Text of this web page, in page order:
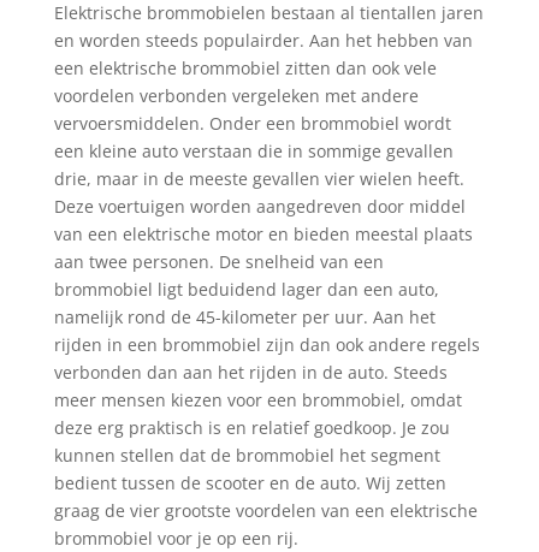
Elektrische brommobielen bestaan al tientallen jaren
en worden steeds populairder. Aan het hebben van
een elektrische brommobiel zitten dan ook vele
voordelen verbonden vergeleken met andere
vervoersmiddelen. Onder een brommobiel wordt
een kleine auto verstaan die in sommige gevallen
drie, maar in de meeste gevallen vier wielen heeft.
Deze voertuigen worden aangedreven door middel
van een elektrische motor en bieden meestal plaats
aan twee personen. De snelheid van een
brommobiel ligt beduidend lager dan een auto,
namelijk rond de 45-kilometer per uur. Aan het
rijden in een brommobiel zijn dan ook andere regels
verbonden dan aan het rijden in de auto. Steeds
meer mensen kiezen voor een brommobiel, omdat
deze erg praktisch is en relatief goedkoop. Je zou
kunnen stellen dat de brommobiel het segment
bedient tussen de scooter en de auto. Wij zetten
graag de vier grootste voordelen van een elektrische
brommobiel voor je op een rij.